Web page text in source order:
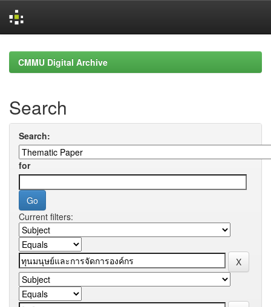
navigationCMMU Digital Archive
Search
Search:
for
Current filters: